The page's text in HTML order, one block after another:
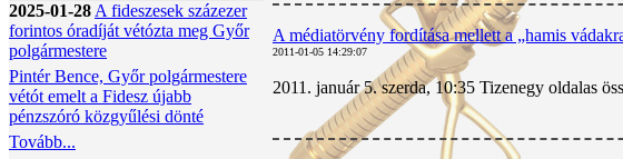
2025-01-28 A fideszesek százezer
forintos óradíját vétózta meg Győr
polgármestere
Pintér Bence, Győr polgármestere
vétót emelt a Fidesz újabb
pénzszóró közgyűlési dönté
Tovább...
A médiatörvény fordítása mellett a „hamis
2011-01-05 14:29:07
2011. január 5. szerda, 10:35 Tizenegy oldalas